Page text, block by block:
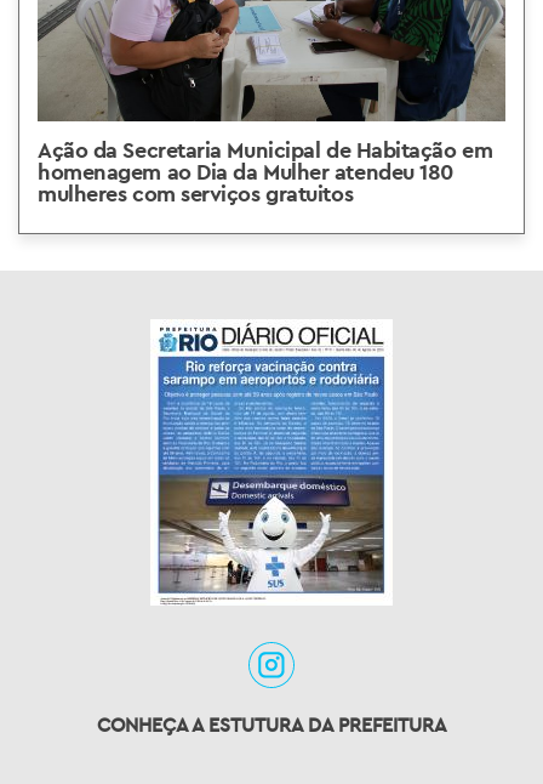
Ação da Secretaria Municipal de Habitação em
homenagem ao Dia da Mulher atendeu 180
mulheres com serviços gratuitos
CONHEÇA A ESTUTURA DA PREFEITURA